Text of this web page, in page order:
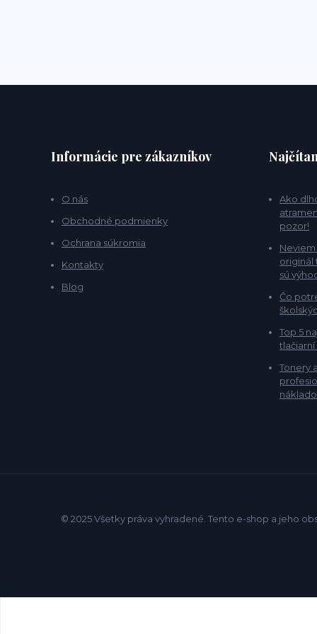
Informácie pre zákazníkov
O nás
Obchodné podmienky
Ochrana súkromia
Kontakty
Blog
Ako
pozor!
originál
sú
Čo
Top 5
Tonery
© 2025 Všetky práva vyhradené. Tento e-shop a jeho